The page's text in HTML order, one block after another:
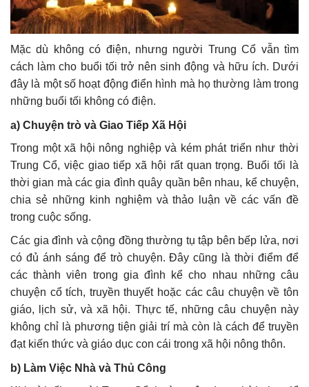
Mặc dù không có điện, nhưng người Trung Cổ vẫn tìm
cách làm cho buổi tối trở nên sinh động và hữu ích. Dưới
đây là một số hoạt động điển hình mà họ thường làm trong
những buổi tối không có điện.
a) Chuyện trò và Giao Tiếp Xã Hội
Trong một xã hội nông nghiệp và kém phát triển như thời
Trung Cổ, việc giao tiếp xã hội rất quan trọng. Buổi tối là
thời gian mà các gia đình quây quần bên nhau, kể chuyện,
chia sẻ những kinh nghiệm và thảo luận về các vấn đề
trong cuộc sống.
Các gia đình và cộng đồng thường tụ tập bên bếp lửa, nơi
có đủ ánh sáng để trò chuyện. Đây cũng là thời điểm để
các thành viên trong gia đình kể cho nhau những câu
chuyện cổ tích, truyền thuyết hoặc các câu chuyện về tôn
giáo, lịch sử, và xã hội. Thực tế, những câu chuyện này
không chỉ là phương tiện giải trí mà còn là cách để truyền
đạt kiến thức và giáo dục con cái trong xã hội nông thôn.
b) Làm Việc Nhà và Thủ Công